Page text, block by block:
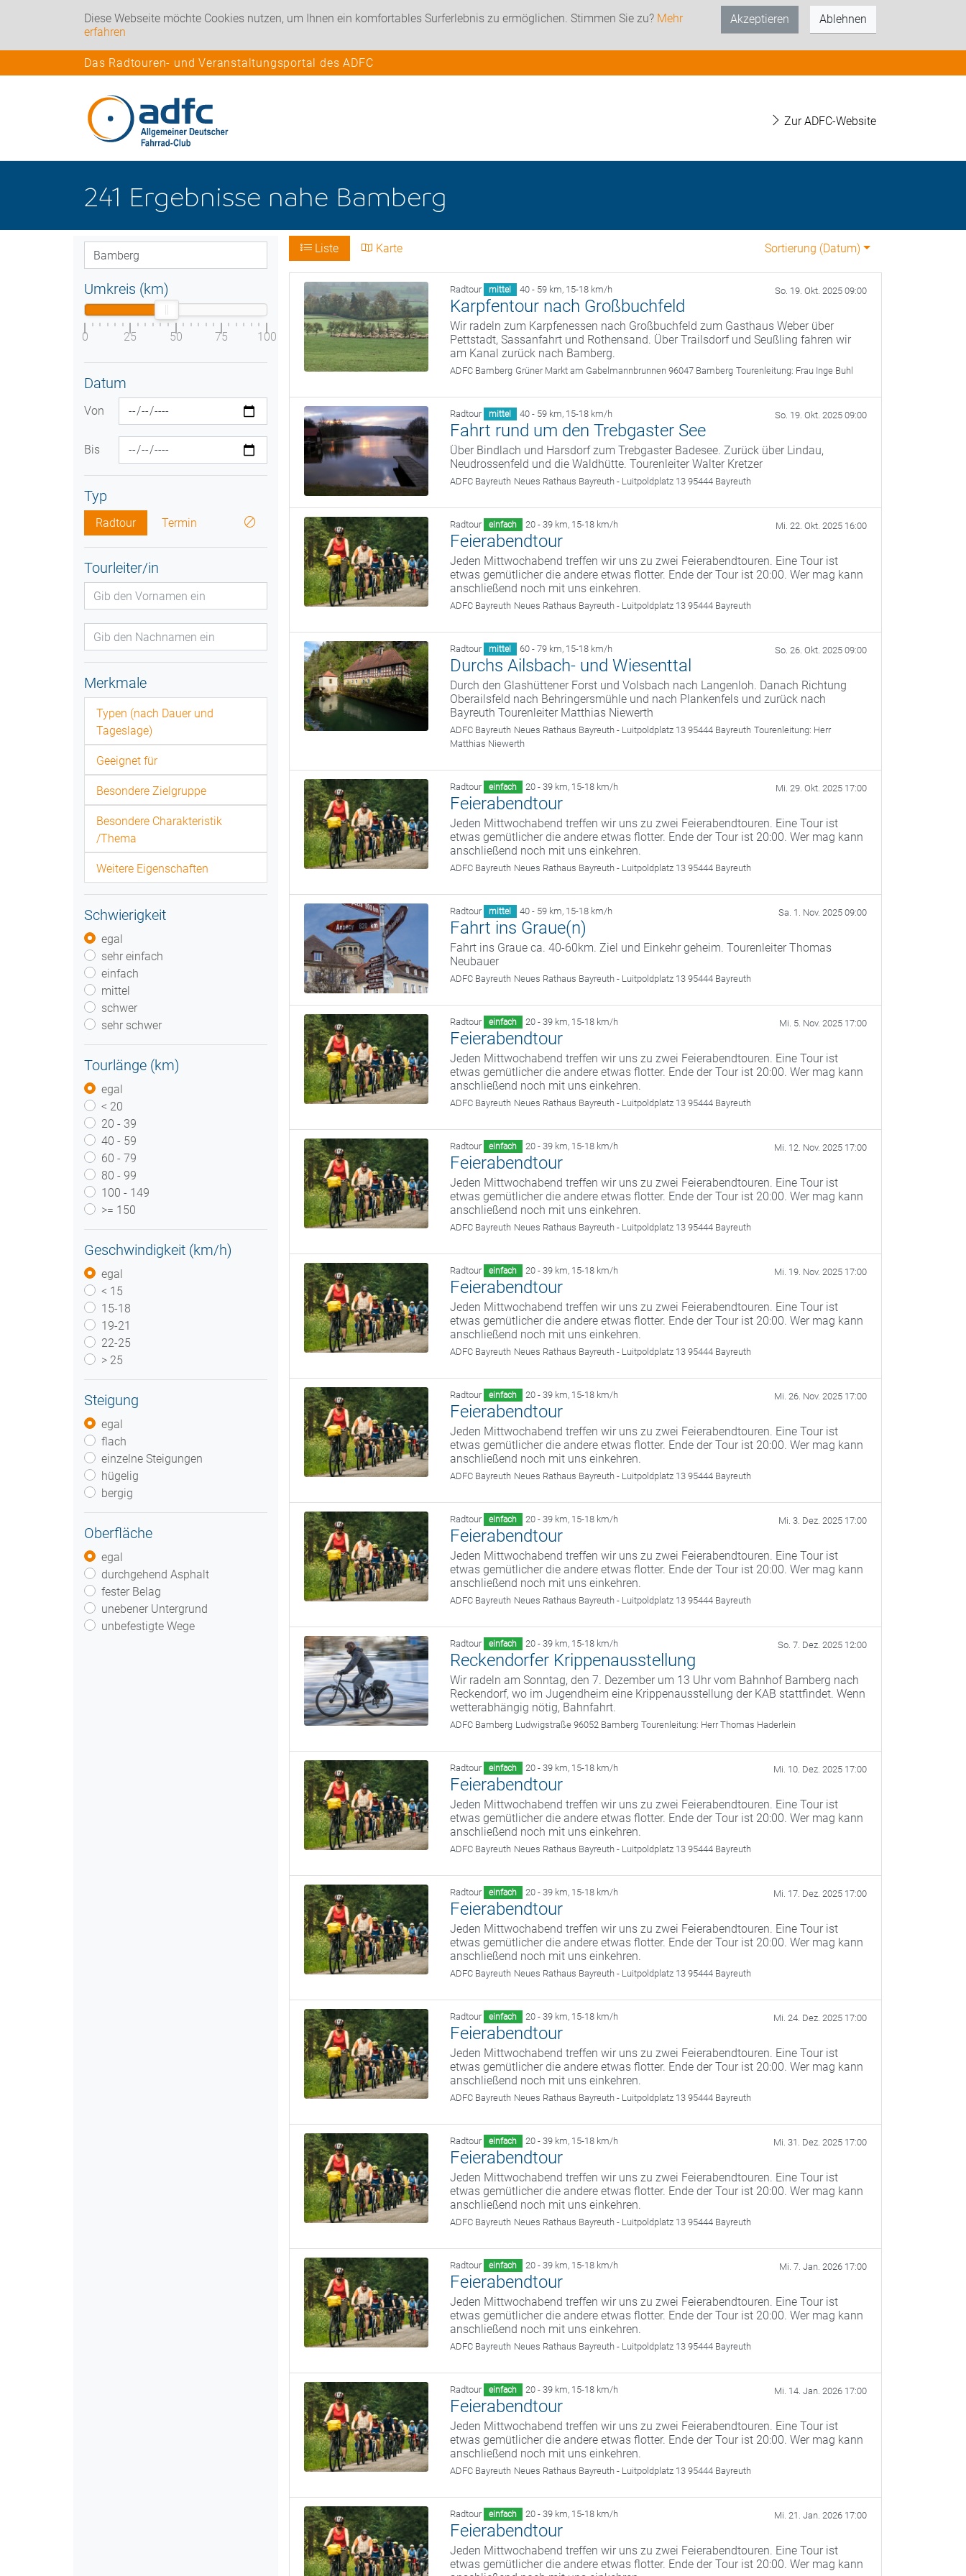
Diese Webseite möchte Cookies nutzen, um Ihnen ein komfortables Surferlebnis zu ermöglichen. Stimmen Sie zu? Mehr
erfahren
Akzeptieren Ablehnen
Das Radtouren- und Veranstaltungsportal des ADFC
Zur ADFC-Website
241 Ergebnisse nahe Bamberg
Umkreis (km)
0 25 50 75 100
Datum
Von
Bis
Typ
Radtour Termin
Tourleiter/in
Merkmale
Typen (nach Dauer und
Tageslage)
Geeignet für
Besondere Zielgruppe
Besondere Charakteristik
/Thema
Weitere Eigenschaften
Schwierigkeit
egal
sehr einfach
einfach
mittel
schwer
sehr schwer
Tourlänge (km)
egal
< 20
20 - 39
40 - 59
60 - 79
80 - 99
100 - 149
>= 150
Geschwindigkeit (km/h)
egal
< 15
15-18
19-21
22-25
> 25
Steigung
egal
flach
einzelne Steigungen
hügelig
bergig
Oberfläche
egal
durchgehend Asphalt
fester Belag
unebener Untergrund
unbefestigte Wege
Liste Karte Sortierung (Datum)
Radtour mittel 40 - 59 km, 15-18 km/h So. 19. Okt. 2025 09:00
Karpfentour nach Großbuchfeld
Wir radeln zum Karpfenessen nach Großbuchfeld zum Gasthaus Weber über
Pettstadt, Sassanfahrt und Rothensand. Über Trailsdorf und Seußling fahren wir
am Kanal zurück nach Bamberg.
ADFC Bamberg Grüner Markt am Gabelmannbrunnen 96047 Bamberg Tourenleitung: Frau Inge Buhl
Radtour mittel 40 - 59 km, 15-18 km/h So. 19. Okt. 2025 09:00
Fahrt rund um den Trebgaster See
Über Bindlach und Harsdorf zum Trebgaster Badesee. Zurück über Lindau,
Neudrossenfeld und die Waldhütte. Tourenleiter Walter Kretzer
ADFC Bayreuth Neues Rathaus Bayreuth - Luitpoldplatz 13 95444 Bayreuth
Radtour einfach 20 - 39 km, 15-18 km/h Mi. 22. Okt. 2025 16:00
Feierabendtour
Jeden Mittwochabend treffen wir uns zu zwei Feierabendtouren. Eine Tour ist
etwas gemütlicher die andere etwas flotter. Ende der Tour ist 20:00. Wer mag kann
anschließend noch mit uns einkehren.
ADFC Bayreuth Neues Rathaus Bayreuth - Luitpoldplatz 13 95444 Bayreuth
Radtour mittel 60 - 79 km, 15-18 km/h So. 26. Okt. 2025 09:00
Durchs Ailsbach- und Wiesenttal
Durch den Glashüttener Forst und Volsbach nach Langenloh. Danach Richtung
Oberailsfeld nach Behringersmühle und nach Plankenfels und zurück nach
Bayreuth Tourenleiter Matthias Niewerth
ADFC Bayreuth Neues Rathaus Bayreuth - Luitpoldplatz 13 95444 Bayreuth Tourenleitung: Herr
Matthias Niewerth
Radtour einfach 20 - 39 km, 15-18 km/h Mi. 29. Okt. 2025 17:00
Feierabendtour
Jeden Mittwochabend treffen wir uns zu zwei Feierabendtouren. Eine Tour ist
etwas gemütlicher die andere etwas flotter. Ende der Tour ist 20:00. Wer mag kann
anschließend noch mit uns einkehren.
ADFC Bayreuth Neues Rathaus Bayreuth - Luitpoldplatz 13 95444 Bayreuth
Radtour mittel 40 - 59 km, 15-18 km/h Sa. 1. Nov. 2025 09:00
Fahrt ins Graue(n)
Fahrt ins Graue ca. 40-60km. Ziel und Einkehr geheim. Tourenleiter Thomas
Neubauer
ADFC Bayreuth Neues Rathaus Bayreuth - Luitpoldplatz 13 95444 Bayreuth
Radtour einfach 20 - 39 km, 15-18 km/h Mi. 5. Nov. 2025 17:00
Feierabendtour
Jeden Mittwochabend treffen wir uns zu zwei Feierabendtouren. Eine Tour ist
etwas gemütlicher die andere etwas flotter. Ende der Tour ist 20:00. Wer mag kann
anschließend noch mit uns einkehren.
ADFC Bayreuth Neues Rathaus Bayreuth - Luitpoldplatz 13 95444 Bayreuth
Radtour einfach 20 - 39 km, 15-18 km/h Mi. 12. Nov. 2025 17:00
Feierabendtour
Jeden Mittwochabend treffen wir uns zu zwei Feierabendtouren. Eine Tour ist
etwas gemütlicher die andere etwas flotter. Ende der Tour ist 20:00. Wer mag kann
anschließend noch mit uns einkehren.
ADFC Bayreuth Neues Rathaus Bayreuth - Luitpoldplatz 13 95444 Bayreuth
Radtour einfach 20 - 39 km, 15-18 km/h Mi. 19. Nov. 2025 17:00
Feierabendtour
Jeden Mittwochabend treffen wir uns zu zwei Feierabendtouren. Eine Tour ist
etwas gemütlicher die andere etwas flotter. Ende der Tour ist 20:00. Wer mag kann
anschließend noch mit uns einkehren.
ADFC Bayreuth Neues Rathaus Bayreuth - Luitpoldplatz 13 95444 Bayreuth
Radtour einfach 20 - 39 km, 15-18 km/h Mi. 26. Nov. 2025 17:00
Feierabendtour
Jeden Mittwochabend treffen wir uns zu zwei Feierabendtouren. Eine Tour ist
etwas gemütlicher die andere etwas flotter. Ende der Tour ist 20:00. Wer mag kann
anschließend noch mit uns einkehren.
ADFC Bayreuth Neues Rathaus Bayreuth - Luitpoldplatz 13 95444 Bayreuth
Radtour einfach 20 - 39 km, 15-18 km/h Mi. 3. Dez. 2025 17:00
Feierabendtour
Jeden Mittwochabend treffen wir uns zu zwei Feierabendtouren. Eine Tour ist
etwas gemütlicher die andere etwas flotter. Ende der Tour ist 20:00. Wer mag kann
anschließend noch mit uns einkehren.
ADFC Bayreuth Neues Rathaus Bayreuth - Luitpoldplatz 13 95444 Bayreuth
Radtour einfach 20 - 39 km, 15-18 km/h So. 7. Dez. 2025 12:00
Reckendorfer Krippenausstellung
Wir radeln am Sonntag, den 7. Dezember um 13 Uhr vom Bahnhof Bamberg nach
Reckendorf, wo im Jugendheim eine Krippenausstellung der KAB stattfindet. Wenn
wetterabhängig nötig, Bahnfahrt.
ADFC Bamberg Ludwigstraße 96052 Bamberg Tourenleitung: Herr Thomas Haderlein
Radtour einfach 20 - 39 km, 15-18 km/h Mi. 10. Dez. 2025 17:00
Feierabendtour
Jeden Mittwochabend treffen wir uns zu zwei Feierabendtouren. Eine Tour ist
etwas gemütlicher die andere etwas flotter. Ende der Tour ist 20:00. Wer mag kann
anschließend noch mit uns einkehren.
ADFC Bayreuth Neues Rathaus Bayreuth - Luitpoldplatz 13 95444 Bayreuth
Radtour einfach 20 - 39 km, 15-18 km/h Mi. 17. Dez. 2025 17:00
Feierabendtour
Jeden Mittwochabend treffen wir uns zu zwei Feierabendtouren. Eine Tour ist
etwas gemütlicher die andere etwas flotter. Ende der Tour ist 20:00. Wer mag kann
anschließend noch mit uns einkehren.
ADFC Bayreuth Neues Rathaus Bayreuth - Luitpoldplatz 13 95444 Bayreuth
Radtour einfach 20 - 39 km, 15-18 km/h Mi. 24. Dez. 2025 17:00
Feierabendtour
Jeden Mittwochabend treffen wir uns zu zwei Feierabendtouren. Eine Tour ist
etwas gemütlicher die andere etwas flotter. Ende der Tour ist 20:00. Wer mag kann
anschließend noch mit uns einkehren.
ADFC Bayreuth Neues Rathaus Bayreuth - Luitpoldplatz 13 95444 Bayreuth
Radtour einfach 20 - 39 km, 15-18 km/h Mi. 31. Dez. 2025 17:00
Feierabendtour
Jeden Mittwochabend treffen wir uns zu zwei Feierabendtouren. Eine Tour ist
etwas gemütlicher die andere etwas flotter. Ende der Tour ist 20:00. Wer mag kann
anschließend noch mit uns einkehren.
ADFC Bayreuth Neues Rathaus Bayreuth - Luitpoldplatz 13 95444 Bayreuth
Radtour einfach 20 - 39 km, 15-18 km/h Mi. 7. Jan. 2026 17:00
Feierabendtour
Jeden Mittwochabend treffen wir uns zu zwei Feierabendtouren. Eine Tour ist
etwas gemütlicher die andere etwas flotter. Ende der Tour ist 20:00. Wer mag kann
anschließend noch mit uns einkehren.
ADFC Bayreuth Neues Rathaus Bayreuth - Luitpoldplatz 13 95444 Bayreuth
Radtour einfach 20 - 39 km, 15-18 km/h Mi. 14. Jan. 2026 17:00
Feierabendtour
Jeden Mittwochabend treffen wir uns zu zwei Feierabendtouren. Eine Tour ist
etwas gemütlicher die andere etwas flotter. Ende der Tour ist 20:00. Wer mag kann
anschließend noch mit uns einkehren.
ADFC Bayreuth Neues Rathaus Bayreuth - Luitpoldplatz 13 95444 Bayreuth
Radtour einfach 20 - 39 km, 15-18 km/h Mi. 21. Jan. 2026 17:00
Feierabendtour
Jeden Mittwochabend treffen wir uns zu zwei Feierabendtouren. Eine Tour ist
etwas gemütlicher die andere etwas flotter. Ende der Tour ist 20:00. Wer mag kann